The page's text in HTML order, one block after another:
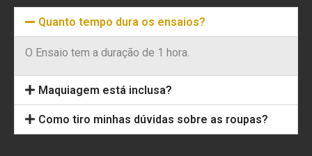
Quanto tempo dura os ensaios?
O Ensaio tem a duração de 1 hora.
Maquiagem está inclusa?
Como tiro minhas dúvidas sobre as roupas?